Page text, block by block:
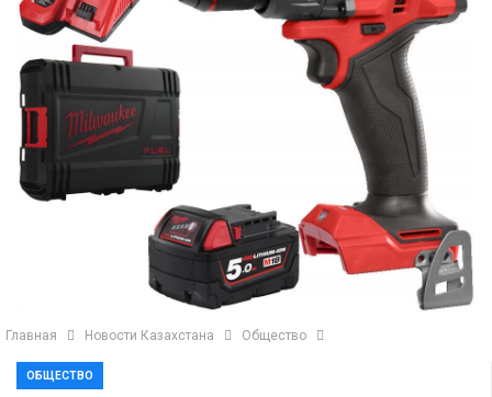
Главная Новости Казахстана Общество
ОБЩЕСТВО